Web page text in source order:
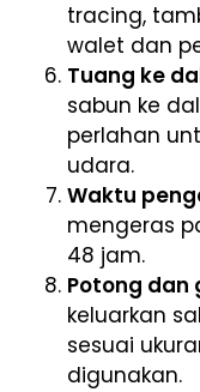
tracing,
walet dan
Tuang ke
sabun ke
perlahan
udara.
Waktu
mengeras
48 jam.
Potong dan
keluarkan
sesuai
digunakan.